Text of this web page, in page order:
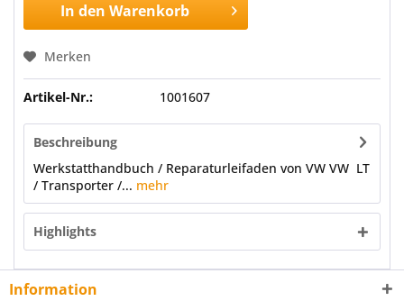
In den Warenkorb
Merken
Artikel-Nr.: 1001607
Beschreibung
Werkstatthandbuch / Reparaturleifaden von VW VW LT
/ Transporter /... mehr
Highlights
Information